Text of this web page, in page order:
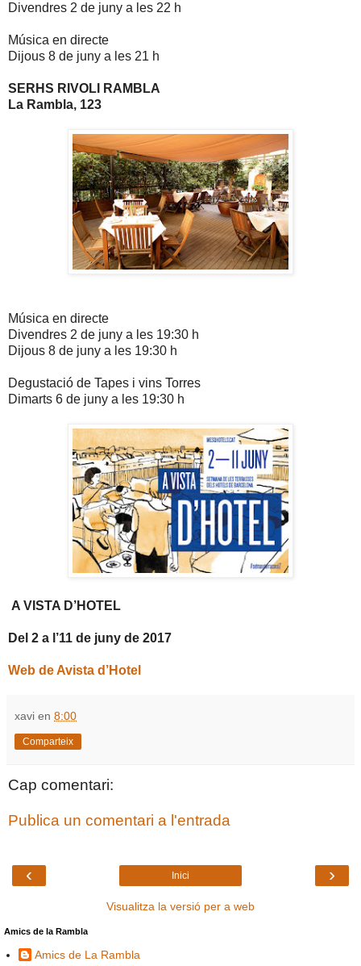
Divendres 2 de juny a les 22 h
Música en directe
Dijous 8 de juny a les 21 h
SERHS RIVOLI RAMBLA
La Rambla, 123
Música en directe
Divendres 2 de juny a les 19:30 h
Dijous 8 de juny a les 19:30 h
Degustació de Tapes i vins Torres
Dimarts 6 de juny a les 19:30 h
A VISTA D’HOTEL
Del 2 a l’11 de juny de 2017
Web de Avista d’Hotel
xavi en 8:00
Comparteix
Cap comentari:
Publica un comentari a l'entrada
‹ ›
Inici
Visualitza la versió per a web
Amics de la Rambla
Amics de La Rambla